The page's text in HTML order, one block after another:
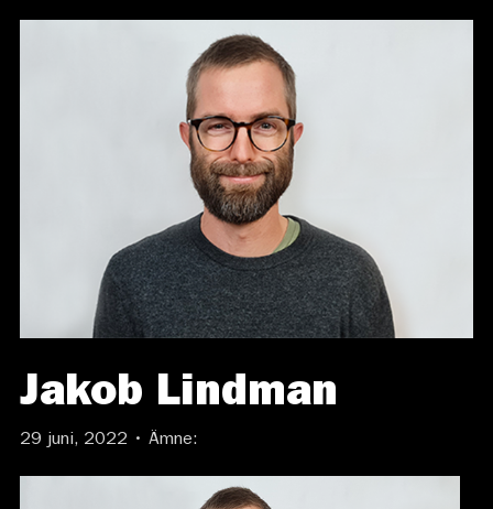
Jakob Lindman
29 juni, 2022 • Ämne: